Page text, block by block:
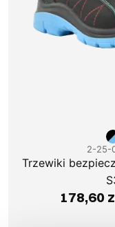
2-25-
Trzewiki
178,60